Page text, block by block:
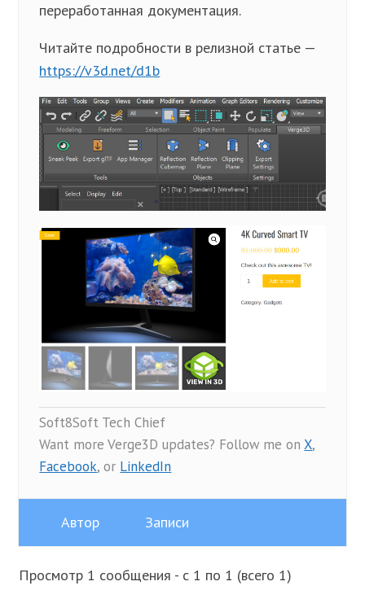
переработанная документация.
Читайте подробности в релизной статье —
https://v3d.net/d1b
Soft8Soft Tech Chief
Want more Verge3D updates? Follow me onX,
Facebook, or LinkedIn
Автор Записи
Просмотр 1 сообщения - с 1 по 1 (всего 1)